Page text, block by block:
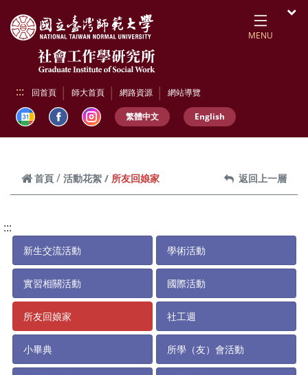
MENU
::: 回首頁 師大首頁 網路資源 網站導覽
繁體中文 English
首頁 活動花絮 所友回娘家 返回上一層
:::
新生交流活動 學術活動
實習相關活動 國際活動
所友回娘家 社工週
小畢典 所學（友）會活動